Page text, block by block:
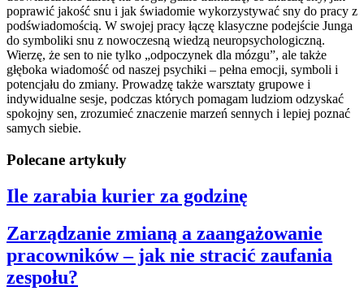
poprawić jakość snu i jak świadomie wykorzystywać sny do pracy z
podświadomością. W swojej pracy łączę klasyczne podejście Junga
do symboliki snu z nowoczesną wiedzą neuropsychologiczną.
Wierzę, że sen to nie tylko „odpoczynek dla mózgu”, ale także
głęboka wiadomość od naszej psychiki – pełna emocji, symboli i
potencjału do zmiany. Prowadzę także warsztaty grupowe i
indywidualne sesje, podczas których pomagam ludziom odzyskać
spokojny sen, zrozumieć znaczenie marzeń sennych i lepiej poznać
samych siebie.
Polecane artykuły
Ile zarabia kurier za godzinę
Zarządzanie zmianą a zaangażowanie
pracowników – jak nie stracić zaufania
zespołu?